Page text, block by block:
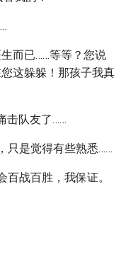
生而已……等等？您说
这躲躲！那孩子我真
击队友了……
只是觉得有些熟悉……
百战百胜，我保证。